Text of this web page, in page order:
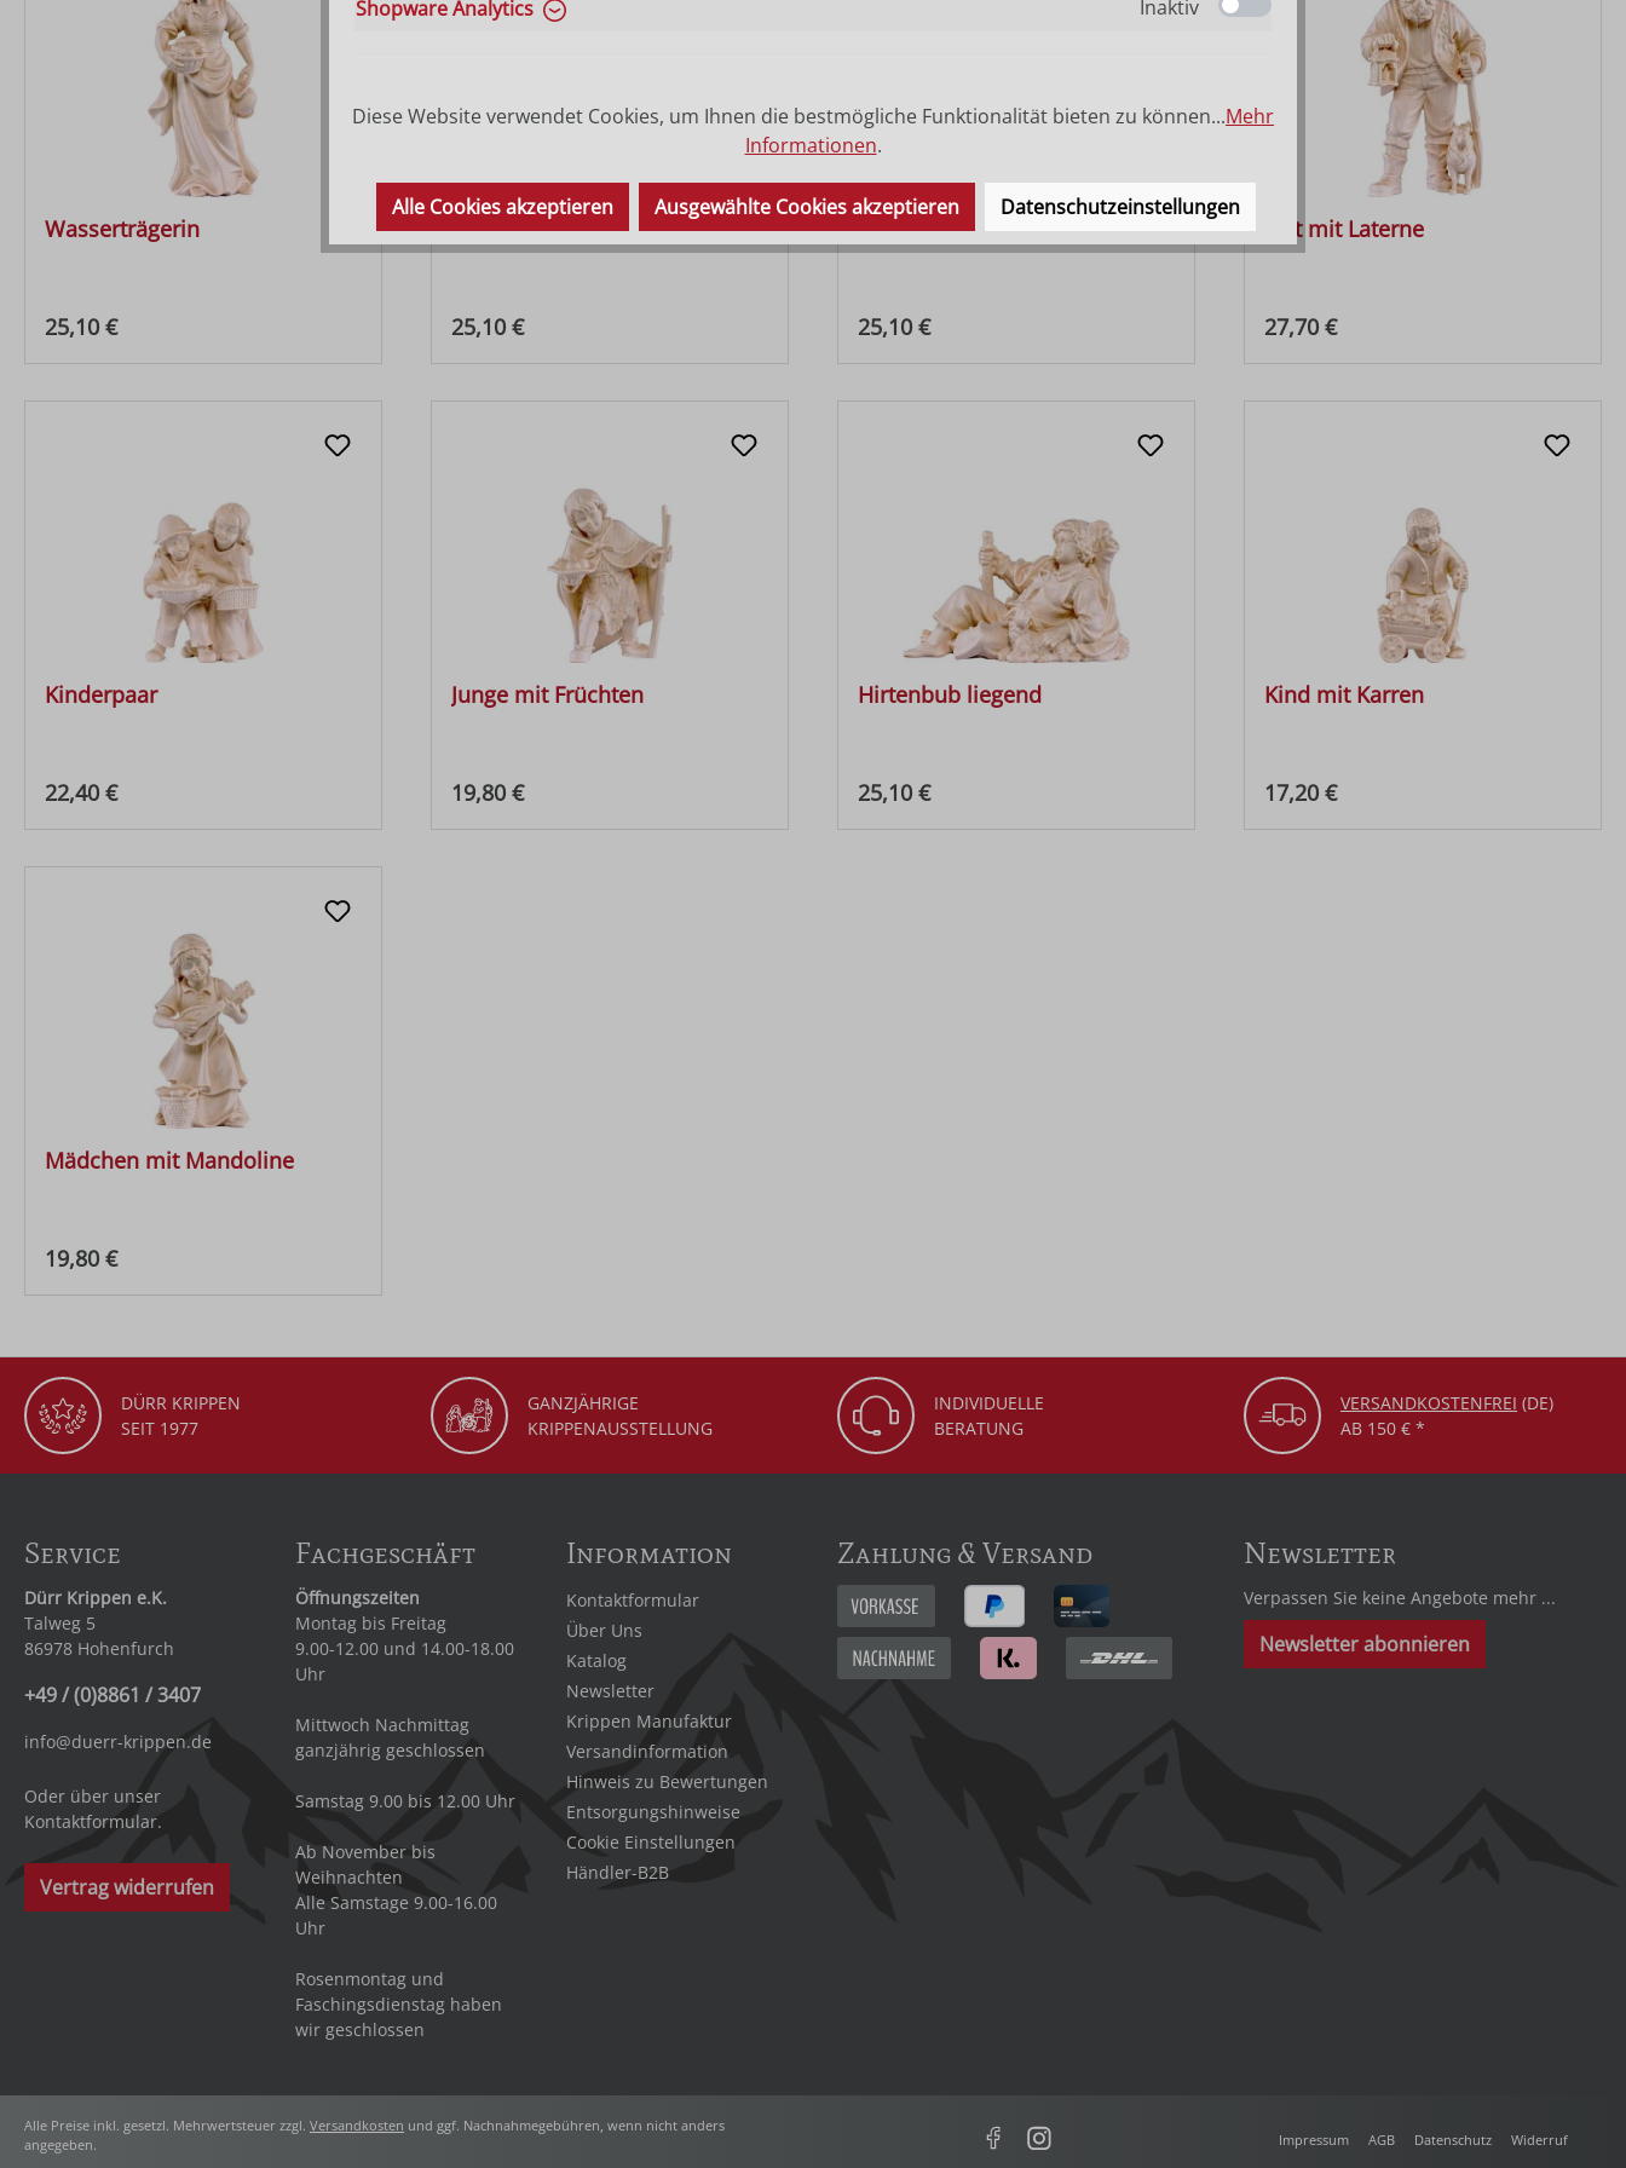
Wasserträgerin
Regulärer Preis:
25,10 €
Hirt mit Schaf
Regulärer Preis:
25,10 €
Hirt mit Obst
Regulärer Preis:
25,10 €
Hirt mit Laterne
Regulärer Preis:
27,70 €
Kinderpaar
Regulärer Preis:
22,40 €
Junge mit Früchten
Regulärer Preis:
19,80 €
Hirtenbub liegend
Regulärer Preis:
25,10 €
Kind mit Karren
Regulärer Preis:
17,20 €
Mädchen mit Mandoline
Regulärer Preis:
19,80 €
DÜRR KRIPPEN
SEIT 1977
GANZJÄHRIGE
KRIPPENAUSSTELLUNG
INDIVIDUELLE
BERATUNG
VERSANDKOSTENFREI (DE)
AB 150 € *
Service
Dürr Krippen e.K.
Talweg 5
86978 Hohenfurch
+49 / (0)8861 / 3407
info@duerr-krippen.de
Oder über unser
Kontaktformular.
Vertrag widerrufen
Fachgeschäft
Öffnungszeiten
Montag bis Freitag
9.00-12.00 und 14.00-18.00
Uhr
Mittwoch Nachmittag
ganzjährig geschlossen
Samstag 9.00 bis 12.00 Uhr
Ab November bis
Weihnachten
Alle Samstage 9.00-16.00
Uhr
Rosenmontag und
Faschingsdienstag haben
wir geschlossen
Information
Kontaktformular
Über Uns
Katalog
Newsletter
Krippen Manufaktur
Versandinformation
Hinweis zu Bewertungen
Entsorgungshinweise
Cookie Einstellungen
Händler-B2B
Zahlung & Versand Newsletter
Verpassen Sie keine Angebote mehr ...
Newsletter abonnieren
Alle Preise inkl. gesetzl. Mehrwertsteuer zzgl. Versandkosten und ggf. Nachnahmegebühren, wenn nicht anders
angegeben.
Impressum AGB Datenschutz Widerruf
Shopware Analytics
Inaktiv
Diese Website verwendet Cookies, um Ihnen die bestmögliche Funktionalität bieten zu können...Mehr
Informationen.
Alle Cookies akzeptieren Ausgewählte Cookies akzeptieren Datenschutzeinstellungen